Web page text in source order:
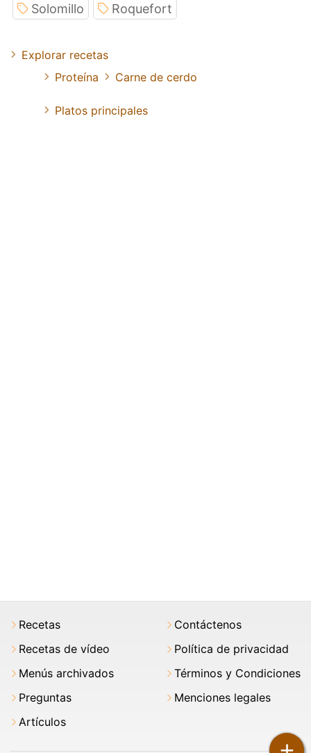
Solomillo Roquefort
Explorar recetas
Proteína
Carne de cerdo
Platos principales
Recetas
Recetas de vídeo
Menús archivados
Preguntas
Artículos
Contáctenos
Política de privacidad
Términos y Condiciones
Menciones legales